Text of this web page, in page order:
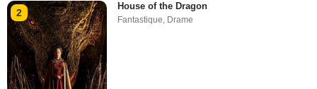
2
House of the Dragon
Fantastique, Drame